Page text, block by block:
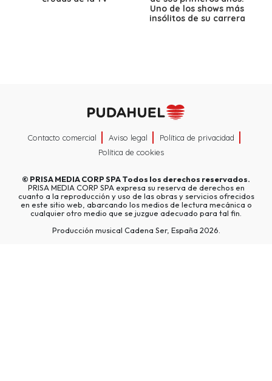
Uno de los shows más
insólitos de su carrera
Contacto comercial Aviso legal
Política de privacidad
Política de cookies
© PRISA MEDIA CORP SPATodos los derechos reservados.
PRISA MEDIA CORP SPA expresa su reserva de derechos en
cuanto a la reproducción y uso de las obras y servicios ofrecidos
en este sitio web, abarcando los medios de lectura mecánica o
cualquier otro medio que se juzgue adecuado para tal fin.
Producción musical Cadena Ser, España 2026.